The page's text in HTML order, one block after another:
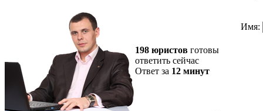
198 юристов готовы
ответить сейчас
Ответ за 12 минут
Имя: